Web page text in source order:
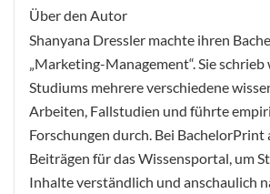
Über den Autor
Shanyana Dressler machte ihren
„Marketing-Management“. Sie
Studiums mehrere verschiedene
Arbeiten, Fallstudien und führte
Forschungen durch. Bei BachelorPrint
Beiträgen für das Wissensportal, um
Inhalte verständlich und anschaulich